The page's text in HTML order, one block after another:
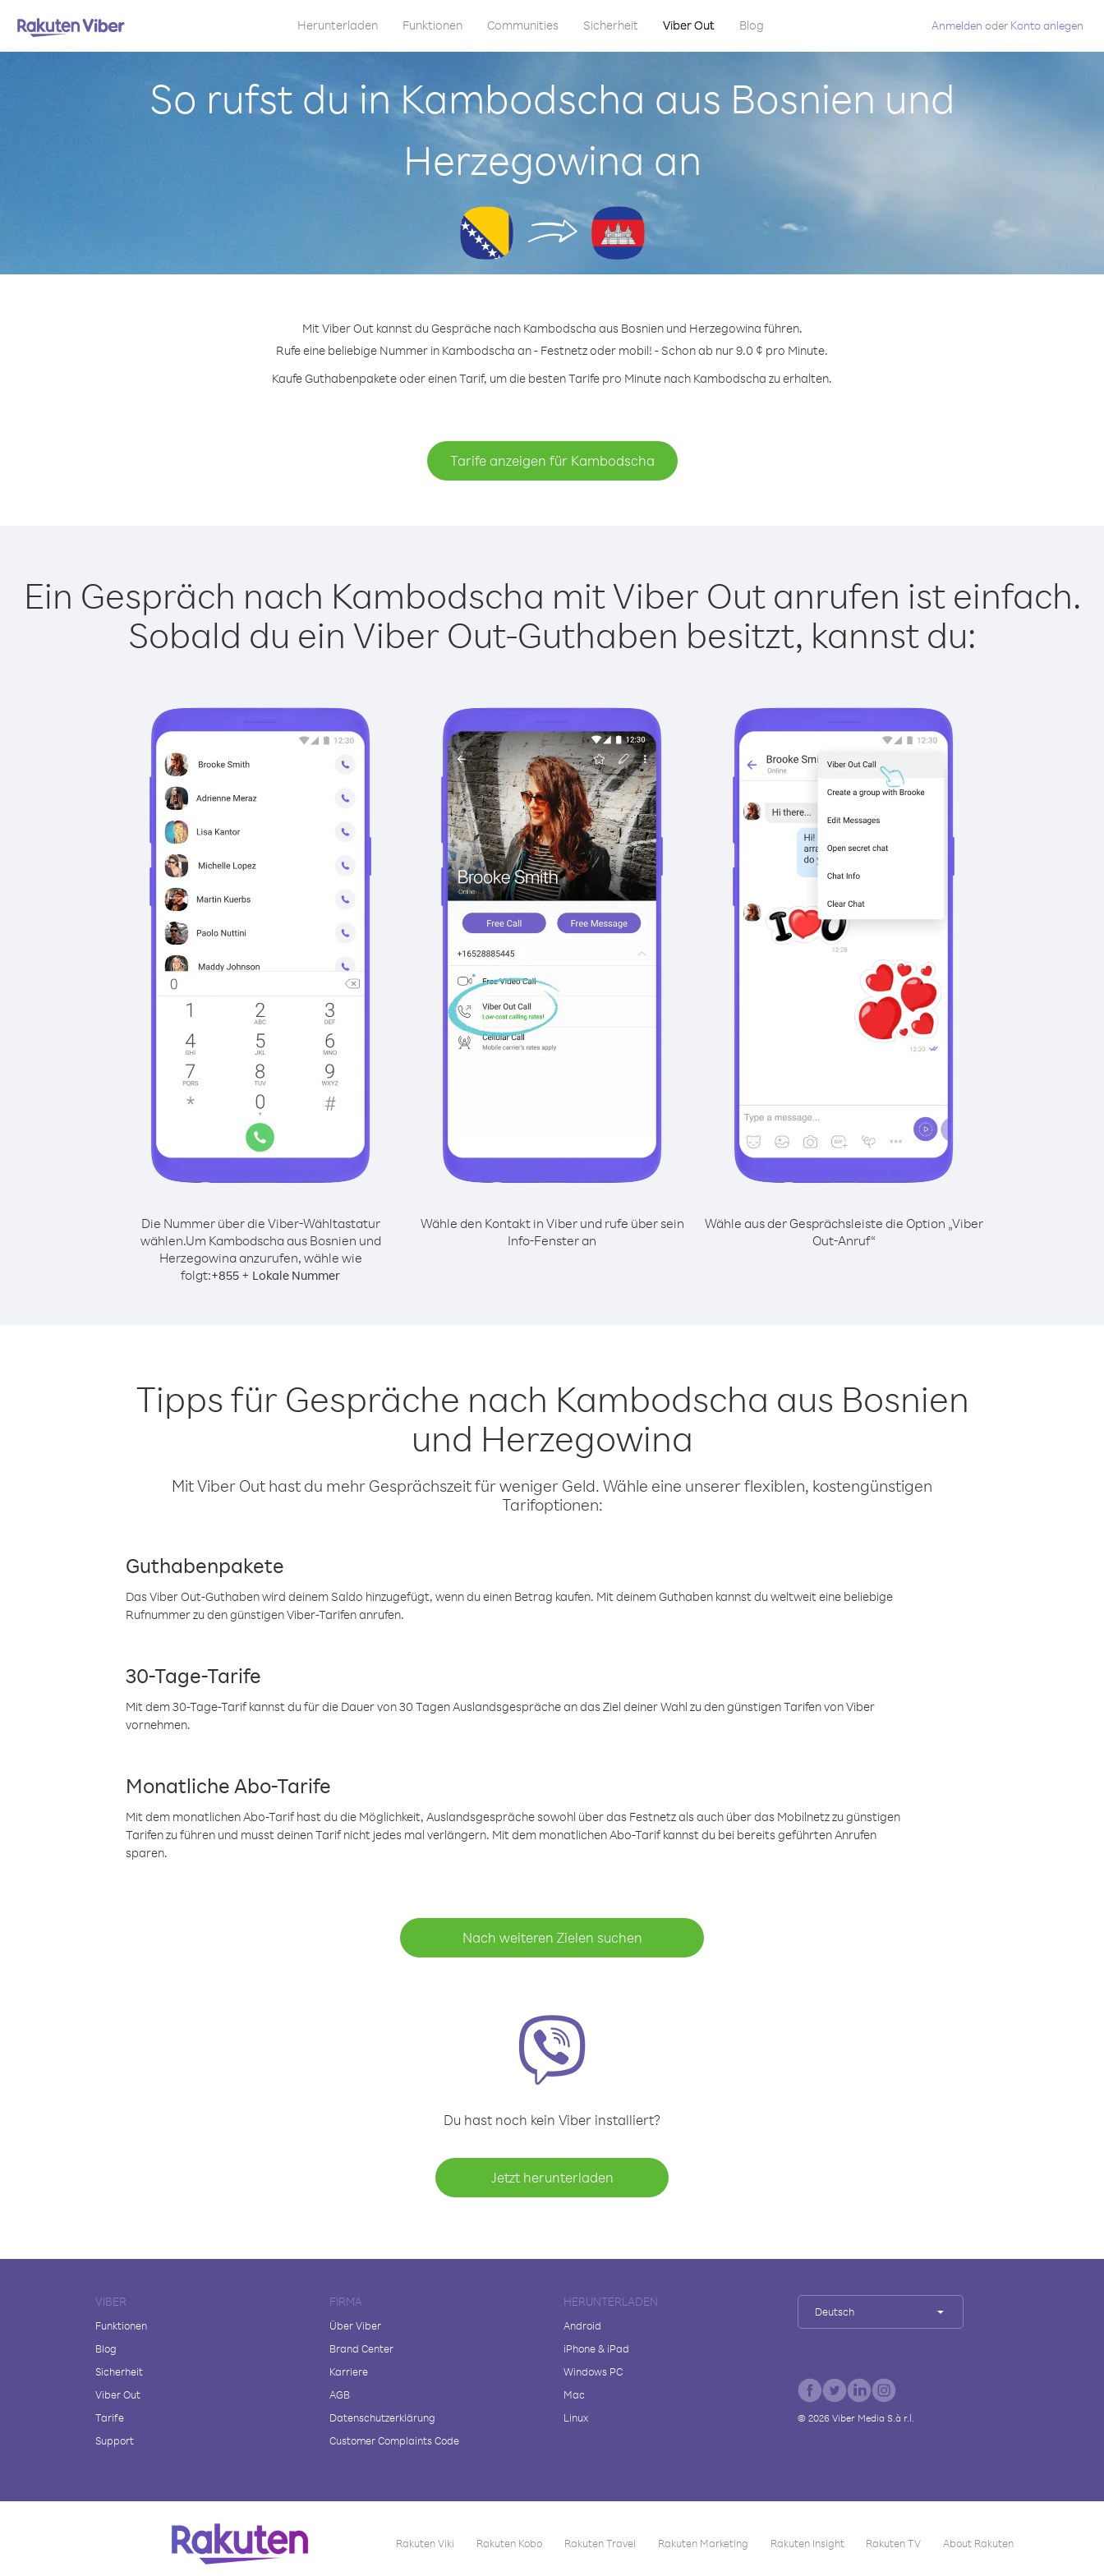
Herunterladen Funktionen Communities Sicherheit Viber Out Blog Anmelden oder Konto anlegen
So rufst du in Kambodscha aus Bosnien und
Herzegowina an
Mit Viber Out kannst du Gespräche nach Kambodscha aus Bosnien und Herzegowina führen.
Rufe eine beliebige Nummer in Kambodscha an - Festnetz oder mobil! - Schon ab nur 9.0 ¢ pro Minute.
Kaufe Guthabenpakete oder einen Tarif, um die besten Tarife pro Minute nach Kambodscha zu erhalten.
Tarife anzeigen für Kambodscha
Ein Gespräch nach Kambodscha mit Viber Out anrufen ist einfach.
Sobald du ein Viber Out-Guthaben besitzt, kannst du:
Die Nummer über die Viber-Wähltastatur
wählen.Um Kambodscha aus Bosnien und
Herzegowina anzurufen, wähle wie
folgt:+855 + Lokale Nummer
Wähle den Kontakt in Viber und rufe über sein
Info-Fenster an
Wähle aus der Gesprächsleiste die Option „Viber
Out-Anruf“
Tipps für Gespräche nach Kambodscha aus Bosnien
und Herzegowina
Mit Viber Out hast du mehr Gesprächszeit für weniger Geld. Wähle eine unserer flexiblen, kostengünstigen
Tarifoptionen:
Guthabenpakete
Das Viber Out-Guthaben wird deinem Saldo hinzugefügt, wenn du einen Betrag kaufen. Mit deinem Guthaben kannst du weltweit eine beliebige
Rufnummer zu den günstigen Viber-Tarifen anrufen.
30-Tage-Tarife
Mit dem 30-Tage-Tarif kannst du für die Dauer von 30 Tagen Auslandsgespräche an das Ziel deiner Wahl zu den günstigen Tarifen von Viber
vornehmen.
Monatliche Abo-Tarife
Mit dem monatlichen Abo-Tarif hast du die Möglichkeit, Auslandsgespräche sowohl über das Festnetz als auch über das Mobilnetz zu günstigen
Tarifen zu führen und musst deinen Tarif nicht jedes mal verlängern. Mit dem monatlichen Abo-Tarif kannst du bei bereits geführten Anrufen
sparen.
Nach weiteren Zielen suchen
Du hast noch kein Viber installiert?
Jetzt herunterladen
VIBER
Funktionen
Blog
Sicherheit
Viber Out
Tarife
Support
FIRMA
Über Viber
Brand Center
Karriere
AGB
Datenschutzerklärung
Customer Complaints Code
HERUNTERLADEN
Android
iPhone & iPad
Windows PC
Mac
Linux
Deutsch
© 2026 Viber Media S.à r.l.
Rakuten Viki Rakuten Kobo Rakuten Travel Rakuten Marketing Rakuten Insight Rakuten TV About Rakuten